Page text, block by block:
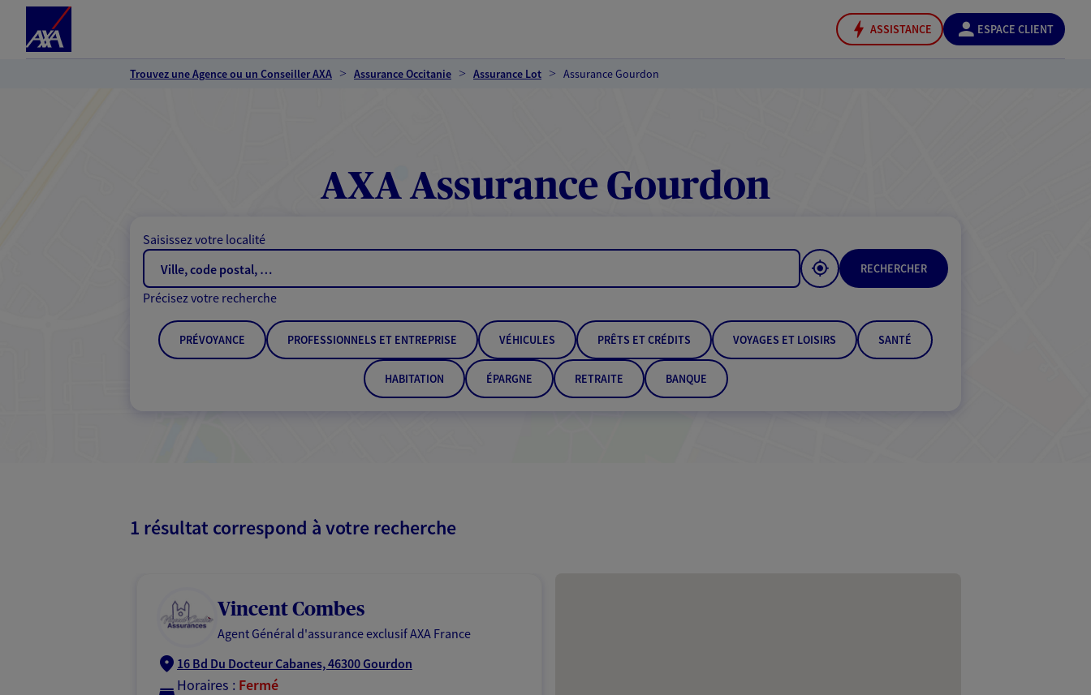
ASSISTANCE ESPACE CLIENT
Trouvez une Agence ou un Conseiller AXA Assurance Occitanie Assurance Lot Assurance Gourdon
AXA Assurance Gourdon
Saisissez votre localité
RECHERCHER
Précisez votre recherche
PRÉVOYANCE PROFESSIONNELS ET ENTREPRISE VÉHICULES PRÊTS ET CRÉDITS VOYAGES ET LOISIRS SANTÉ
HABITATION ÉPARGNE RETRAITE BANQUE
1 résultat correspond à votre recherche
Vincent Combes
Agent Général d'assurance exclusif AXA France
16 Bd Du Docteur Cabanes, 46300 Gourdon
Horaires : Fermé